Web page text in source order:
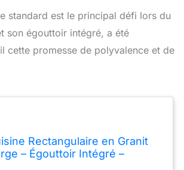
standard est le principal défi lors du
son égouttoir intégré, a été
cette promesse de polyvalence et de
Rectangulaire en Granit
– Égouttoir Intégré –